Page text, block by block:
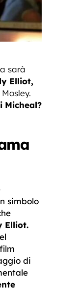
sarà
Elliot,
Micheal?
simbolo
Elliot.
di